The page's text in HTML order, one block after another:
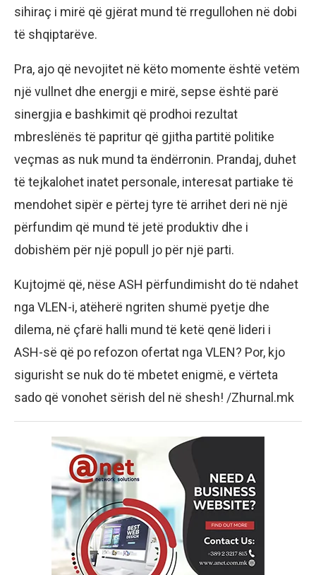
sihiraç i mirë që gjërat mund të rregullohen në dobi
të shqiptarëve.
Pra, ajo që nevojitet në këto momente është vetëm
një vullnet dhe energji e mirë, sepse është parë
sinergjia e bashkimit që prodhoi rezultat
mbreslënës të papritur që gjitha partitë politike
veçmas as nuk mund ta ëndërronin. Prandaj, duhet
të tejkalohet inatet personale, interesat partiake të
mendohet sipër e përtej tyre të arrihet deri në një
përfundim që mund të jetë produktiv dhe i
dobishëm për një popull jo për një parti.
Kujtojmë që, nëse ASH përfundimisht do të ndahet
nga VLEN-i, atëherë ngriten shumë pyetje dhe
dilema, në çfarë halli mund të ketë qenë lideri i
ASH-së që po refozon ofertat nga VLEN? Por, kjo
sigurisht se nuk do të mbetet enigmë, e vërteta
sado që vonohet sërish del në shesh! /Zhurnal.mk